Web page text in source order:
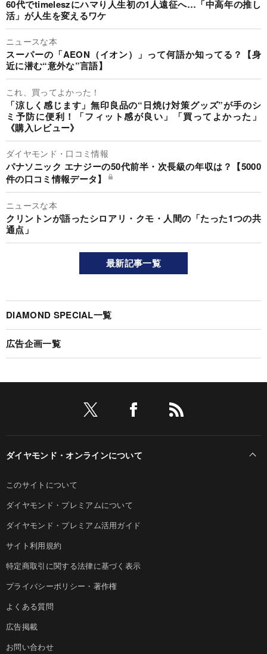
60代でtimeleszにハマり人生初の1人遠征へ…「中高年の推し
活」が人生を変えるワケ
ニュースな本
スーパーの「AEON（イオン）」って何語か知ってる？【身
近に潜む“意外な”言語】
これ、買ってよかった！
「涼しく感じます」無印良品の“日焼け対策グッズ”が手のシ
ミ予防に便利！「フィット感が良い」「買ってよかった」
《購入レビュー》
ダイヤモンド・口コミ情報
パナソニック エナジーの50代前半・次長級の年収は？【5000
件の口コミ情報データ】
ニュースな本
クリントンが語ったシロアリ・クモ・人間の「たった1つの共
通点」
最新記事一覧
DIAMOND SPECIAL一覧
広告企画一覧
ダイヤモンド・オンラインについて
このサイトについて
ダイヤモンド・プレミアムについて
ダイヤモンド・プレミアム活用ガイド
サイト利用規約
特定商取引に関する法律に基づく表示
プライバシーポリシー・著作権
よくある質問
広告掲載
お問い合わせ